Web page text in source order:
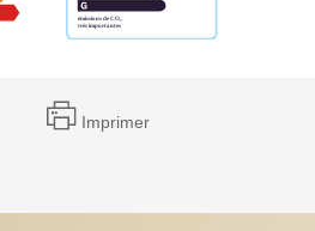
Imprimer